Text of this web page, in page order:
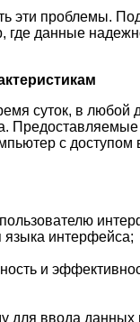
эти проблемы.
где данные
суток, в любой
с доступом
языка интерфейса;
и
для ввода